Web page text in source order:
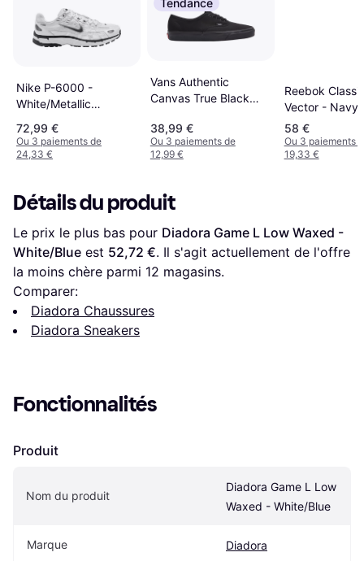
Nike P-6000 -
White/Metallic
72,99 €
Ou 3 paiements de
24,33 €
Tendance
Vans Authentic
Canvas True Black
38,99 €
Ou 3 paiements de
12,99 €
Reebok
Vector - Navy
58 €
Ou 3 paiements
19,33 €
Détails du produit
Le prix le plus bas pour Diadora Game L Low Waxed -
White/Blue est 52,72 €. Il s'agit actuellement de l'offre
la moins chère parmi 12 magasins.
Comparer:
Diadora Chaussures
Diadora Sneakers
Fonctionnalités
Produit
Nom du produit
Diadora Game L Low
Waxed - White/Blue
Marque Diadora